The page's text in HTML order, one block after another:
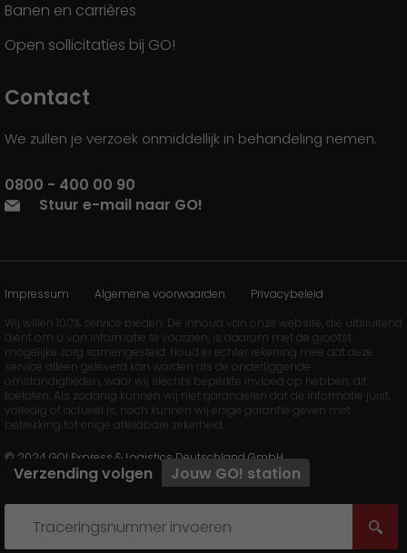
Verzending volgen Jouw GO! station
Banen en carrières
Open sollicitaties bij GO!
Contact
We zullen je verzoek onmiddellijk in behandeling nemen.
0800 - 400 00 90
Stuur e-mail naar GO!
Impressum Algemene voorwaarden
Privacybeleid
Wij willen 100% service bieden. De inhoud van onze website, die uitsluitend
dient om u van informatie te voorzien, is daarom met de grootst
mogelijke zorg samengesteld. Houd er echter rekening mee dat deze
service alleen geleverd kan worden als de onderliggende
omstandigheden, waar wij slechts beperkte invloed op hebben, dit
toelaten. Als zodanig kunnen wij niet garanderen dat de informatie juist,
volledig of actueel is, noch kunnen wij enige garantie geven met
betrekking tot enige afleidbare zekerheid.
© 2024 GO! Express & Logistics Deutschland GmbH